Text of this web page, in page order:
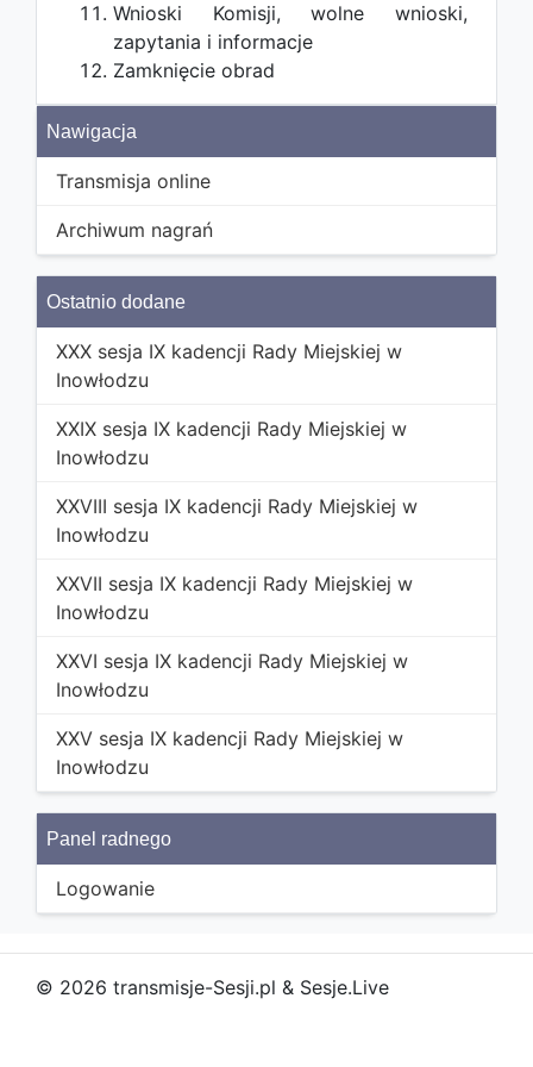
Wnioski Komisji, wolne wnioski,
zapytania i informacje
Zamknięcie obrad
Nawigacja
Transmisja online
Archiwum nagrań
Ostatnio dodane
XXX sesja IX kadencji Rady Miejskiej w
Inowłodzu
XXIX sesja IX kadencji Rady Miejskiej w
Inowłodzu
XXVIII sesja IX kadencji Rady Miejskiej w
Inowłodzu
XXVII sesja IX kadencji Rady Miejskiej w
Inowłodzu
XXVI sesja IX kadencji Rady Miejskiej w
Inowłodzu
XXV sesja IX kadencji Rady Miejskiej w
Inowłodzu
Panel radnego
Logowanie
© 2026 transmisje-Sesji.pl & Sesje.Live